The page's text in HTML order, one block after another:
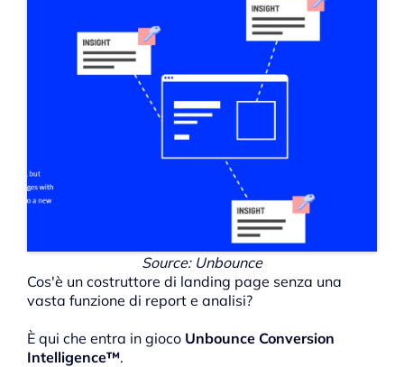
Source: Unbounce
Cos'è un costruttore di landing page senza una
vasta funzione di report e analisi?
È qui che entra in gioco Unbounce Conversion
Intelligence™.